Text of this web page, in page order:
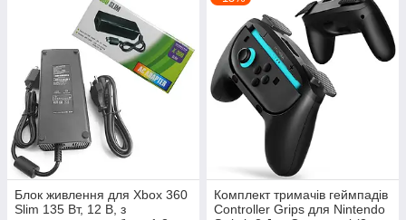
Блок живлення для Xbox 360
Slim 135 Вт, 12 В, з
Комплект тримачів геймпадів
Controller Grips для Nintendo